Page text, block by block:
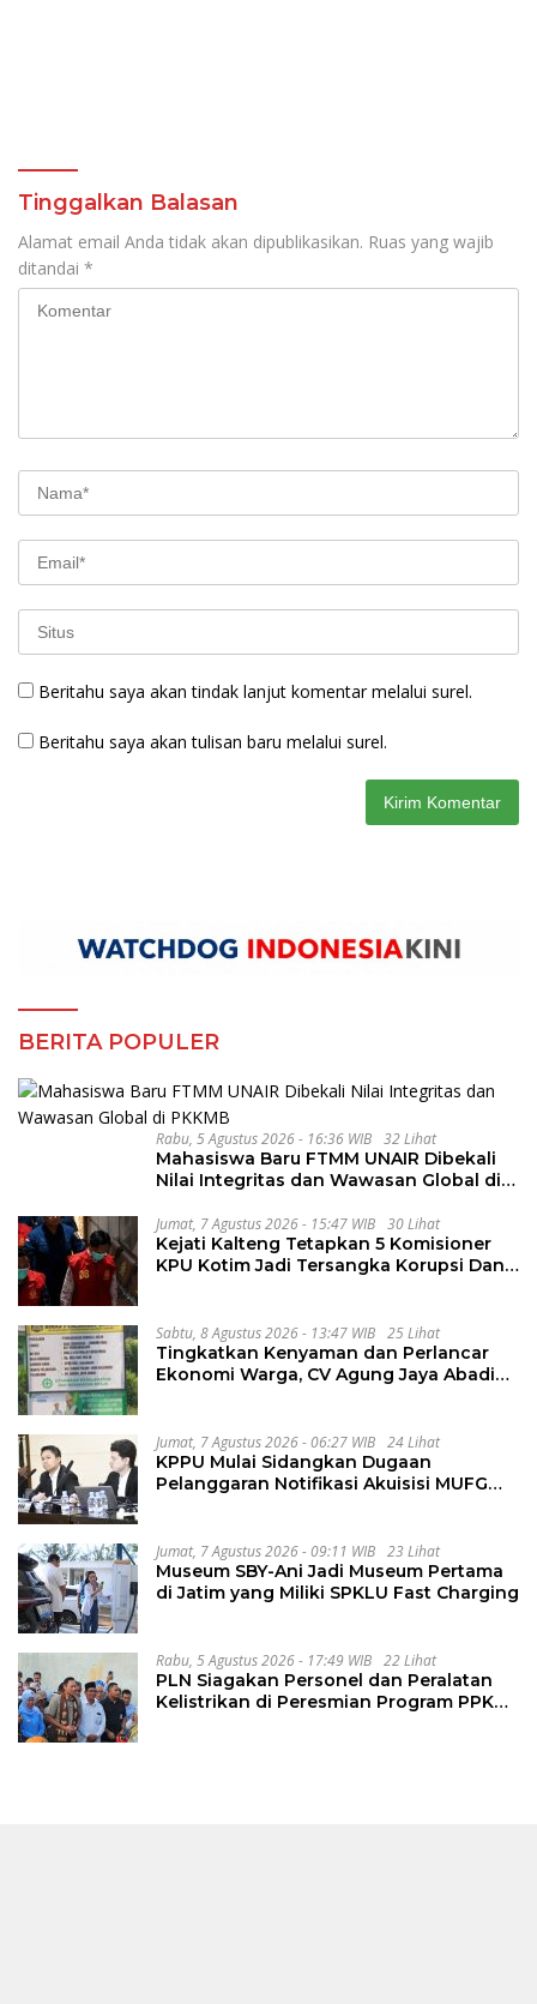
Tinggalkan Balasan
Alamat email Anda tidak akan dipublikasikan. Ruas yang wajib
ditandai *
Beritahu saya akan tindak lanjut komentar melalui surel.
Beritahu saya akan tulisan baru melalui surel.
BERITA POPULER
Rabu, 5 Agustus 2026 - 16:36 WIB 32 Lihat
Mahasiswa Baru FTMM UNAIR Dibekali
Nilai Integritas dan Wawasan Global di
Jumat, 7 Agustus 2026 - 15:47 WIB 30 Lihat
Kejati Kalteng Tetapkan 5 Komisioner
KPU Kotim Jadi Tersangka Korupsi Dana
Sabtu, 8 Agustus 2026 - 13:47 WIB 25 Lihat
Tingkatkan Kenyaman dan Perlancar
Ekonomi Warga, CV Agung Jaya Abadi
Jumat, 7 Agustus 2026 - 06:27 WIB 24 Lihat
KPPU Mulai Sidangkan Dugaan
Pelanggaran Notifikasi Akuisisi MUFG
Jumat, 7 Agustus 2026 - 09:11 WIB 23 Lihat
Museum SBY-Ani Jadi Museum Pertama
di Jatim yang Miliki SPKLU Fast Charging
Rabu, 5 Agustus 2026 - 17:49 WIB 22 Lihat
PLN Siagakan Personel dan Peralatan
Kelistrikan di Peresmian Program PPKT